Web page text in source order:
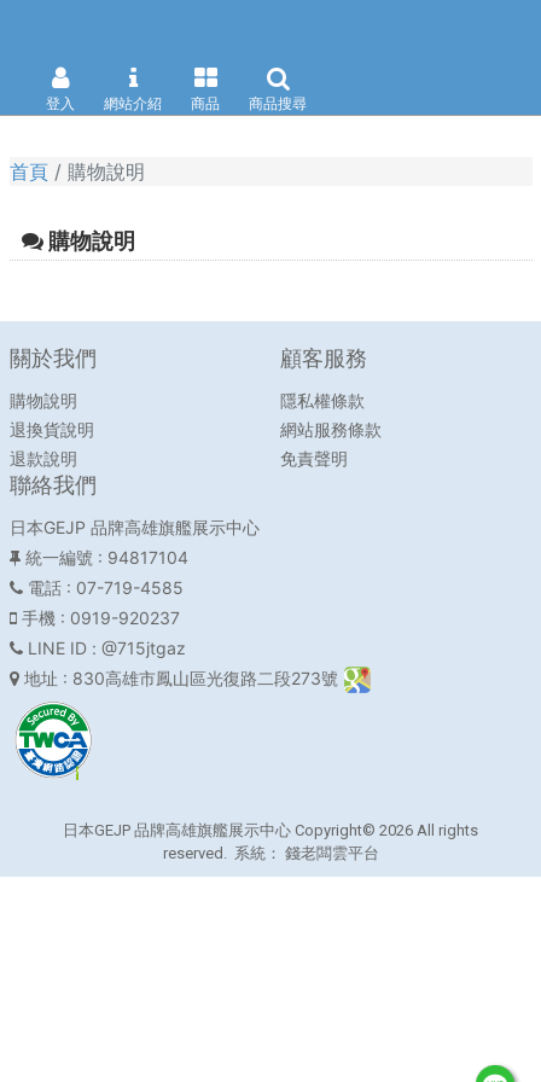
登入 網站介紹 商品 商品搜尋
首頁 購物說明
購物說明
關於我們
購物說明
退換貨說明
退款說明
顧客服務
隱私權條款
網站服務條款
免責聲明
聯絡我們
日本GEJP 品牌高雄旗艦展示中心
統一編號 : 94817104
電話: 07-719-4585
手機 : 0919-920237
LINE ID : @715jtgaz
地址 : 830高雄市鳳山區光復路二段273號
日本GEJP 品牌高雄旗艦展示中心 Copyright© 2026 All rights
reserved. 系統： 錢老闆雲平台